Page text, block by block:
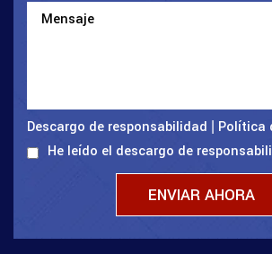
Descargo de responsabilidad
Política
He leído el descargo de